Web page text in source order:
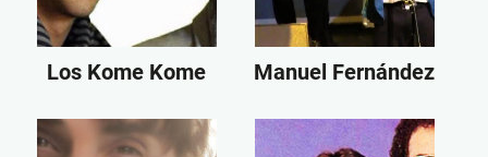
Los Kome Kome Manuel Fernández